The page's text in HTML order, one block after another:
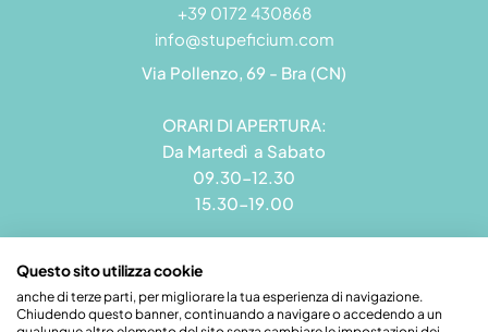
+39 0172 430868
info@stupeficium.com
Via Pollenzo, 69 - Bra (CN)
ORARI DI APERTURA:
Da Martedì a Sabato
09.30-12.30
15.30-19.00
Stupeficium di Carena Diego | Rea CN - 265823 | P.I.
Questo sito utilizza cookie
anche di terze parti, per migliorare la tua esperienza di navigazione.
Chiudendo questo banner, continuando a navigare o accedendo a un